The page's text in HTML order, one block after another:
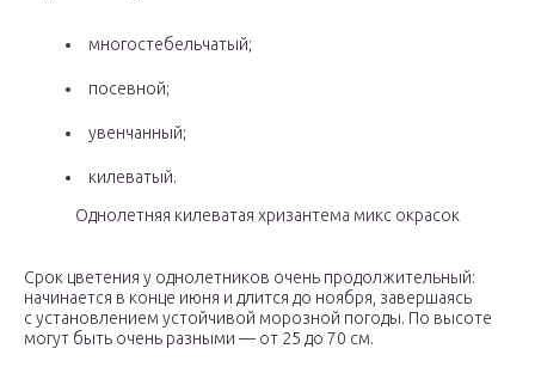
многостебельчатый;
посевной;
увенчанный;
килеватый.
Однолетняя килеватая хризантема микс окрасок
Срок цветения у однолетников очень продолжительный:
начинается в конце июня и длится до ноября, завершаясь
с установлением устойчивой морозной погоды. По высоте
могут быть очень разными — от 25 до 70 см.